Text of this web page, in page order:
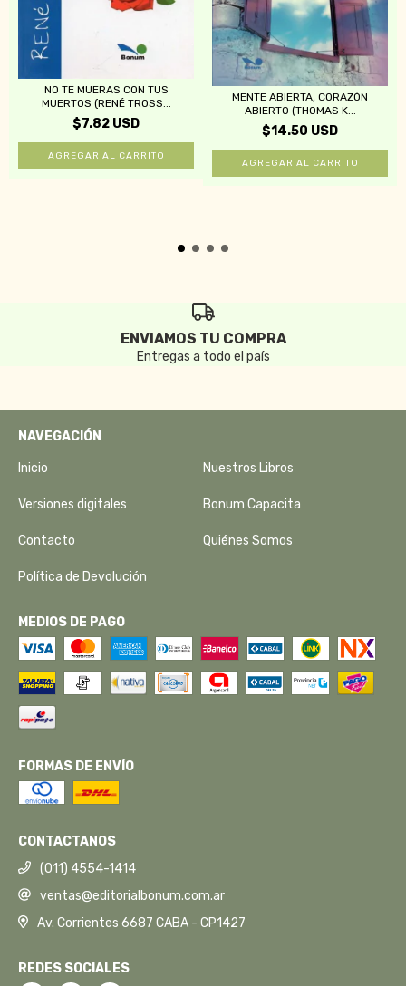
NO TE MUERAS CON TUS
MUERTOS (RENÉ TROSS...
$7.82 USD
MENTE ABIERTA, CORAZÓN
ABIERTO (THOMAS K...
$14.50 USD
ENVIAMOS TU COMPRA
Entregas a todo el país
NAVEGACIÓN
Inicio Nuestros Libros
Versiones digitales Bonum Capacita
Contacto Quiénes Somos
Política de Devolución
MEDIOS DE PAGO
FORMAS DE ENVÍO
CONTACTANOS
(011) 4554-1414
ventas@editorialbonum.com.ar
Av. Corrientes 6687 CABA - CP1427
REDES SOCIALES